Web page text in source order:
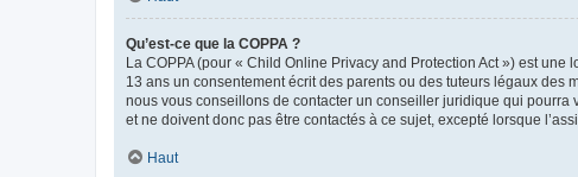
Qu’est-ce que la COPPA ?
La COPPA (pour « Child Online Privacy and Protection Act ») est
13 ans un consentement écrit des parents ou des tuteurs légaux des
nous vous conseillons de contacter un conseiller juridique qui pourra
et ne doivent donc pas être contactés à ce sujet, excepté lorsque
Haut